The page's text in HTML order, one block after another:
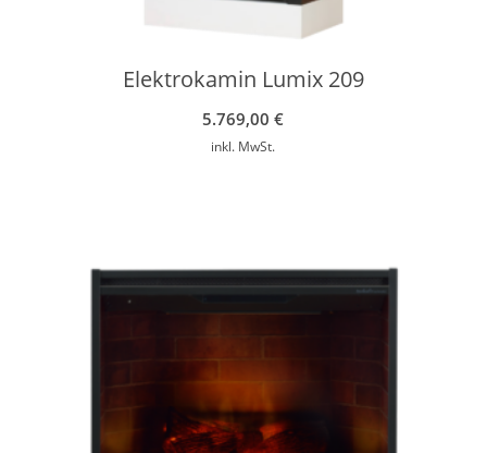
Elektrokamin Lumix 209
5.769,00€
inkl. MwSt.